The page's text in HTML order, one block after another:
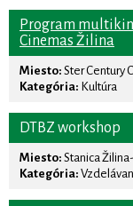
Program
Cinemas Žilina
Miesto: Ster Century
Kategória: Kultúra
DTBZ workshop
Miesto: Stanica
Kategória: